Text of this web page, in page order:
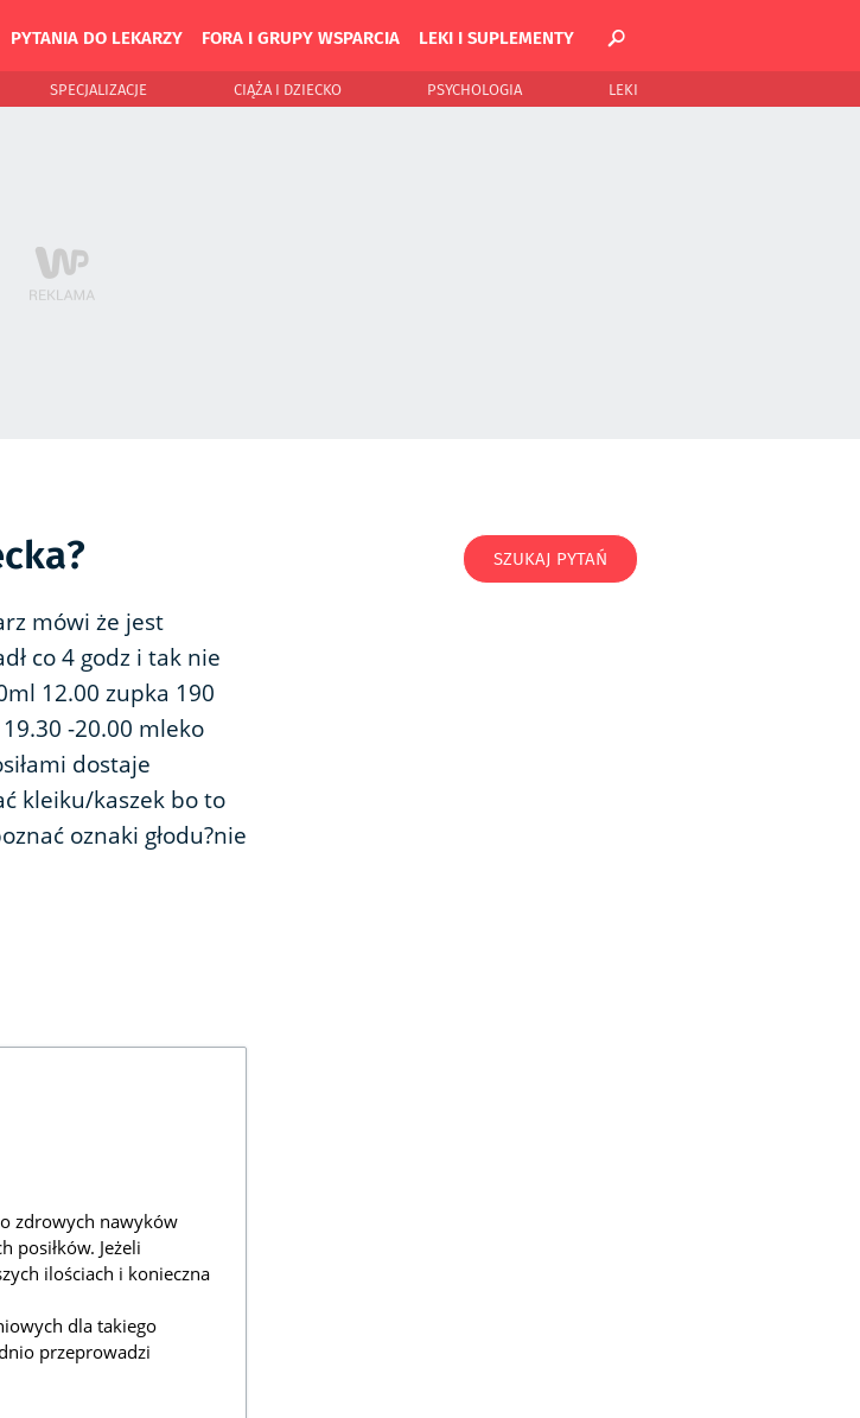
PYTANIA DO LEKARZY FORA I GRUPY WSPARCIA LEKI I SUPLEMENTY
SPECJALIZACJE CIĄŻA I DZIECKO PSYCHOLOGIA LEKI
mówi że jest
co 4 godz i tak nie
12.00 zupka 190
-20.00 mleko
dostaje
kleiku/kaszek bo to
oznaki głodu?nie
zdrowych nawyków
posiłków. Jeżeli
ilościach i konieczna
dla takiego
przeprowadzi
SZUKAJ PYTAŃ